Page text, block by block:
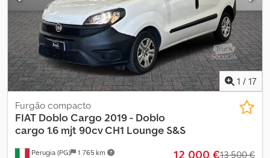
1 / 17
Perugia (PG) 1 765 km
Furgão compacto
FIAT Doblo Cargo 2019 - Doblo
cargo 1.6 mjt 90cv CH1 Lounge S&S
12 000 €13 500 €